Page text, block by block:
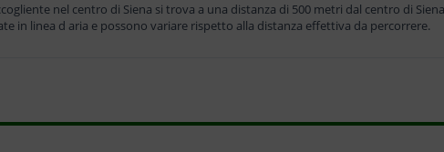
nel centro di Siena si trova a una distanza di 500 metri dal centro di
in linea d aria e possono variare rispetto alla distanza effettiva da percorrere.